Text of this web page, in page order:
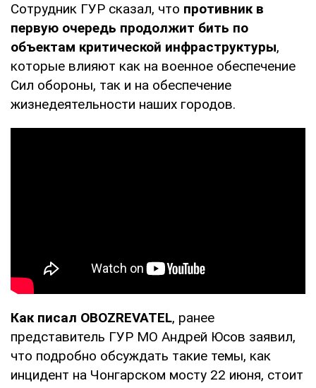
Сотрудник ГУР сказал, что противник в
первую очередь продолжит бить по
объектам критической инфраструктуры,
которые влияют как на военное обеспечение
Сил обороны, так и на обеспечение
жизнедеятельности наших городов.
Как писал OBOZREVATEL, ранее
представитель ГУР МО Андрей Юсов заявил,
что подробно обсуждать такие темы, как
инцидент на Чонгарском мосту 22 июня, стоит